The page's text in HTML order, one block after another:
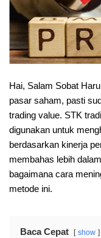
Hai, Salam Sobat
pasar saham, pasti
trading value. STK
digunakan untuk
berdasarkan kinerja
membahas lebih
bagaimana cara
metode ini.
Baca Cepat show